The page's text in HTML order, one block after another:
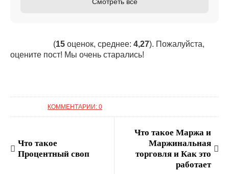
Смотреть все
(15 оценок, среднее: 4,27). Пожалуйста,
оцените пост! Мы очень старались!
КОММЕНТАРИИ: 0
Что такое
Процентный своп
Что такое Маржа и
Маржинальная
торговля и Как это
работает